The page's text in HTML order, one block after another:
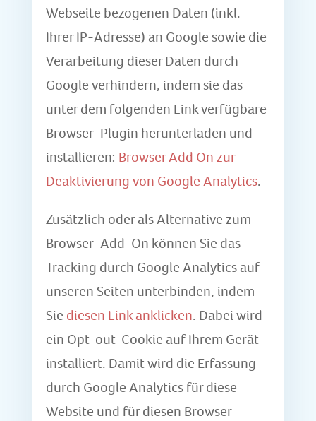
Webseite bezogenen Daten (inkl.
Ihrer IP-Adresse) an Google sowie die
Verarbeitung dieser Daten durch
Google verhindern, indem sie das
unter dem folgenden Link verfügbare
Browser-Plugin herunterladen und
installieren: Browser Add On zur
Deaktivierung von Google Analytics.
Zusätzlich oder als Alternative zum
Browser-Add-On können Sie das
Tracking durch Google Analytics auf
unseren Seiten unterbinden, indem
Sie diesen Link anklicken. Dabei wird
ein Opt-out-Cookie auf Ihrem Gerät
installiert. Damit wird die Erfassung
durch Google Analytics für diese
Website und für diesen Browser